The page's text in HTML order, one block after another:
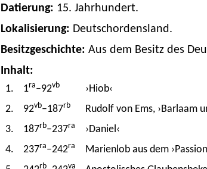
Datierung: 15. Jahrhundert.
Lokalisierung: Deutschordensland.
Besitzgeschichte: Aus dem Besitz des
Inhalt:
1. 1ra–92vb
›Hiob‹
2.
92vb–187rb
Rudolf von Ems, ›Barlaam
3.
187rb–237ra
›Daniel‹
4.
237ra–242ra
Marienlob aus dem
rb va